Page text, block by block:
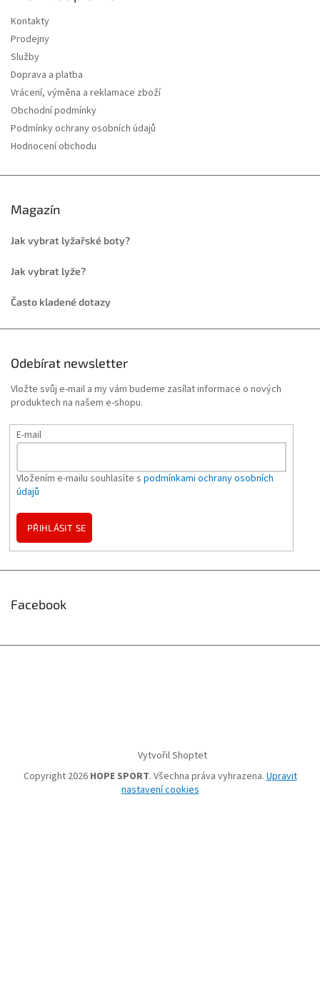
Kontakty
Prodejny
Služby
Doprava a platba
Vrácení, výměna a reklamace zboží
Obchodní podmínky
Podmínky ochrany osobních údajů
Hodnocení obchodu
Magazín
Jak vybrat lyžařské boty?
Jak vybrat lyže?
Často kladené dotazy
Odebírat newsletter
Vložte svůj e-mail a my vám budeme zasílat informace o nových
produktech na našem e-shopu.
E-mail
Vložením e-mailu souhlasíte s podmínkami ochrany osobních
údajů
PŘIHLÁSIT SE
Facebook
Vytvořil Shoptet
Copyright 2026 HOPE SPORT. Všechna práva vyhrazena. Upravit
nastavení cookies